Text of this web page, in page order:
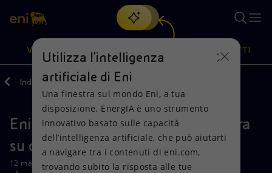
Cerca
scopri EnergIA, la nostra nuova soluzione di intelligenza
artificiale.
VISIONE
Visione
Mission e valori
Azioni
Diversificazione energetica
PRODOTTI
Prodotti
Casa
Indietro Media Comunicati Stampa
Eni: raggiunto accordo con GasTerra
su contratto di fornitura gas
12 maggio 2017 - 00:00 CEST
Utilizza l'intelligenza
artificiale di Eni
Una finestra sul mondo Eni, a tua
disposizione. EnergIA è uno strumento
innovativo basato sulle capacità
dell’intelligenza artificiale, che può aiutarti
a navigare tra i contenuti di eni.com,
trovando subito la risposta alle tue